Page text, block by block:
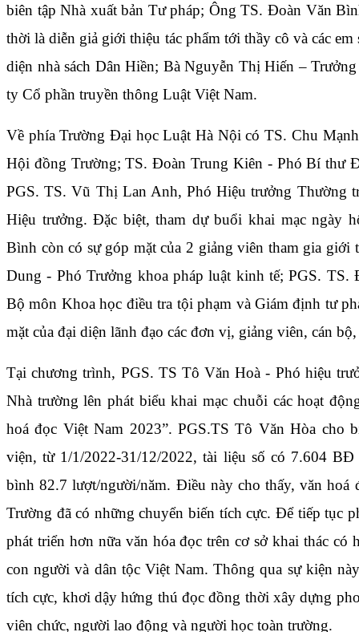
biên tập Nhà xuất bản Tư pháp; Ông TS. Đoàn Văn
thời là diễn giả giới thiệu tác phẩm tới thầy cô và các
diện nhà sách Dân Hiền; Bà Nguyễn Thị Hiến –
ty Cổ phần truyền thông Luật Việt Nam.
Về phía Trường Đại học Luật Hà Nội có TS. Chu
Hội đồng Trường; TS. Đoàn Trung Kiên - Phó Bí thư
PGS. TS. Vũ Thị Lan Anh, Phó Hiệu trưởng Thường
Hiệu trưởng. Đặc biệt, tham dự buổi khai mạc ngày
Bình còn có sự góp mặt của 2 giảng viên tham gia giới
Dung - Phó Trưởng khoa pháp luật kinh tế; PGS.
Bộ môn Khoa học điều tra tội phạm và Giám định tư
mặt của đại diện lãnh đạo các đơn vị, giảng viên, cán
Tại chương trình, PGS. TS Tô Văn Hoà - Phó hiệu
Nhà trường lên phát biểu khai mạc chuỗi các hoạt
hoá đọc Việt Nam 2023”. PGS.TS Tô Văn Hòa cho
viện, từ 1/1/2022-31/12/2022, tài liệu số có 7.604
bình 82.7 lượt/người/năm. Điều này cho thấy, văn hoá
Trường đã có những chuyển biến tích cực. Để tiếp tục
phát triển hơn nữa văn hóa đọc trên cơ sở khai thác có
con người và dân tộc Việt Nam. Thông qua sự kiện
tích cực, khơi dậy hứng thú đọc đồng thời xây dựng
viên chức, người lao động và người học toàn trường.